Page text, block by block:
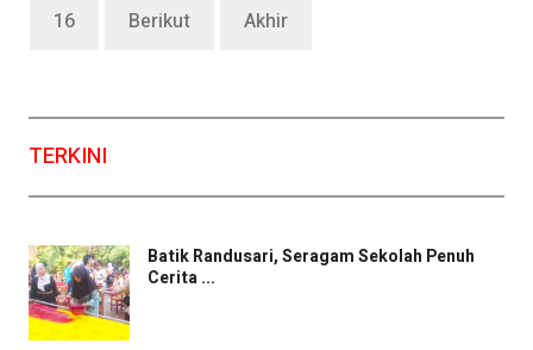
16 Berikut Akhir
TERKINI
Batik Randusari, Seragam Sekolah Penuh
Cerita ...